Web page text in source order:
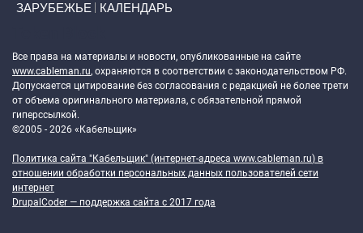
ЗАРУБЕЖЬЕ КАЛЕНДАРЬ
Все права на материалы и новости, опубликованные на сайте
www.cableman.ru, охраняются в соответствии с законодательством РФ.
Допускается цитирование без согласования с редакцией не более трети
от объема оригинального материала, с обязательной прямой
гиперссылкой.
©2005 - 2026 «Кабельщик»
Политика сайта "Кабельщик" (интернет-адреса www.cableman.ru) в
отношении обработки персональных данных пользователей сети
интернет
DrupalCoder — поддержка сайта c 2017 года